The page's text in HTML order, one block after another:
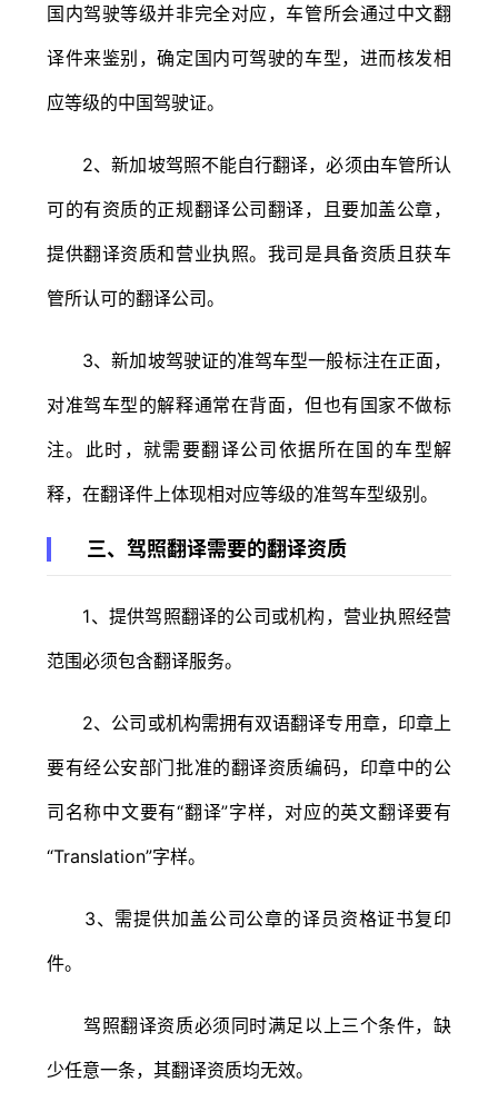
国内驾驶等级并非完全对应，车管所会通过中文翻
译件来鉴别，确定国内可驾驶的车型，进而核发相
应等级的中国驾驶证。
2、新加坡驾照不能自行翻译，必须由车管所认
可的有资质的正规翻译公司翻译，且要加盖公章，
提供翻译资质和营业执照。我司是具备资质且获车
管所认可的翻译公司。
3、新加坡驾驶证的准驾车型一般标注在正面，
对准驾车型的解释通常在背面，但也有国家不做标
注。此时，就需要翻译公司依据所在国的车型解
释，在翻译件上体现相对应等级的准驾车型级别。
三、驾照翻译需要的翻译资质
1、提供驾照翻译的公司或机构，营业执照经营
范围必须包含翻译服务。
2、公司或机构需拥有双语翻译专用章，印章上
要有经公安部门批准的翻译资质编码，印章中的公
司名称中文要有“翻译”字样，对应的英文翻译要有
“Translation”字样。
3、需提供加盖公司公章的译员资格证书复印
件。
驾照翻译资质必须同时满足以上三个条件，缺
少任意一条，其翻译资质均无效。